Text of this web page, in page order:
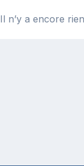
Il n’y a encore